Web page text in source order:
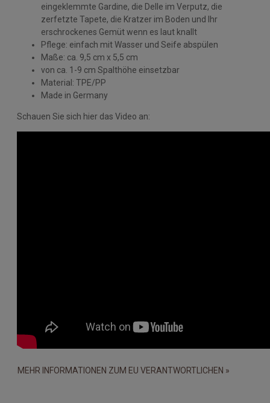
eingeklemmte Gardine, die Delle im Verputz, die
zerfetzte Tapete, die Kratzer im Boden und Ihr
erschrockenes Gemüt wenn es laut knallt
Pflege: einfach mit Wasser und Seife abspülen
Maße: ca. 9,5 cm x 5,5 cm
von ca. 1-9 cm Spalthöhe einsetzbar
Material: TPE/PP
Made in Germany
Schauen Sie sich hier das Video an:
MEHR INFORMATIONEN ZUM EU VERANTWORTLICHEN »